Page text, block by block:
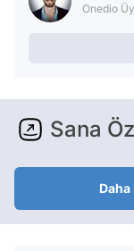
Onedio
Sana